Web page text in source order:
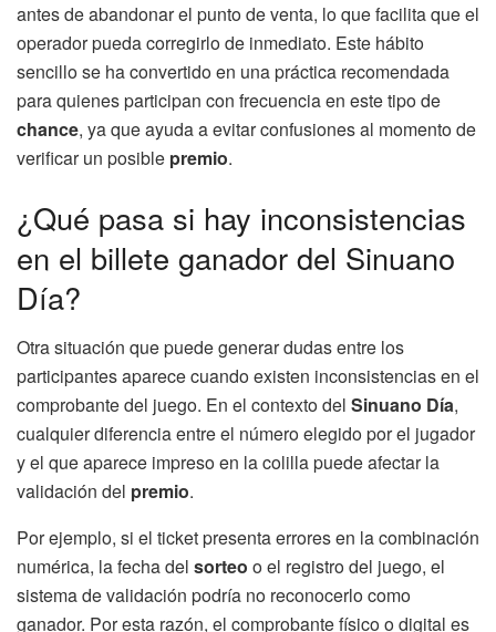
antes de abandonar el punto de venta, lo que facilita que el
operador pueda corregirlo de inmediato. Este hábito
sencillo se ha convertido en una práctica recomendada
para quienes participan con frecuencia en este tipo de
chance, ya que ayuda a evitar confusiones al momento de
verificar un posible premio.
¿Qué pasa si hay inconsistencias
en el billete ganador del Sinuano
Día?
Otra situación que puede generar dudas entre los
participantes aparece cuando existen inconsistencias en el
comprobante del juego. En el contexto del Sinuano Día,
cualquier diferencia entre el número elegido por el jugador
y el que aparece impreso en la colilla puede afectar la
validación del premio.
Por ejemplo, si el ticket presenta errores en la combinación
numérica, la fecha del sorteo o el registro del juego, el
sistema de validación podría no reconocerlo como
ganador. Por esta razón, el comprobante físico o digital es